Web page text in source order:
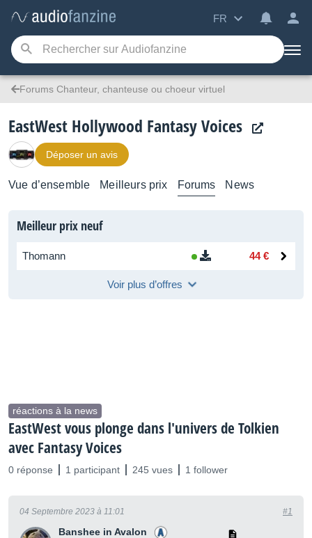
FR
Forums Chanteur, chanteuse ou choeur virtuel
EastWest Hollywood Fantasy Voices
Déposer un avis
Vue d’ensemble Meilleurs prix Forums News
Meilleur prix neuf
Thomann 44 €
Voir plus d’offres
réactions à la news
EastWest vous plonge dans l'univers de Tolkien
avec Fantasy Voices
0 réponse 1 participant 245 vues 1 follower
Banshee in Avalon
04 Septembre 2023 à 11:01 #1